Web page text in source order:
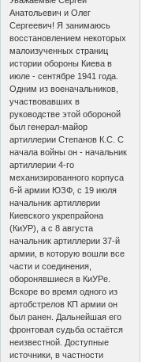
Анатольевич и Олег
Сергеевич! Я занимаюсь
восстановлением некоторых
малоизученных страниц
истории обороны Киева в
июле - сентябре 1941 года.
Одним из военачальников,
участвовавших в
руководстве этой обороной
был генерал-майор
артиллерии Степанов К.С. С
начала войны он - начальник
артиллерии 4-го
механизированного корпуса
6-й армии ЮЗФ, с 19 июля
начальник артиллерии
Киевского укрепрайона
(КиУР), а с 8 августа
начальник артиллерии 37-й
армии, в которую вошли все
части и соединения,
оборонявшиеся в КиУРе.
Вскоре во время одного из
артобстрелов КП армии он
был ранен. Дальнейшая его
фронтовая судьба остаётся
неизвестной. Доступные
источники, в частности